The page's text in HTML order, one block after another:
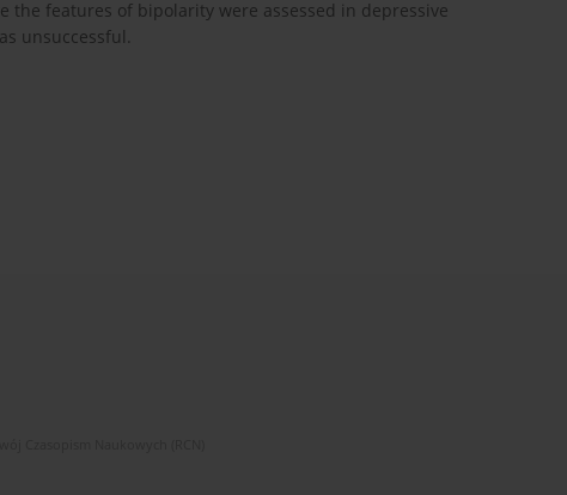
the features of bipolarity were assessed in depressive
unsuccessful.